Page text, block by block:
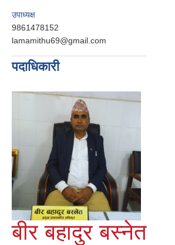
उपाध्यक्ष
9861478152
lamamithu69@gmail.com
पदाधिकारी
बीर बहादुर बस्नेत